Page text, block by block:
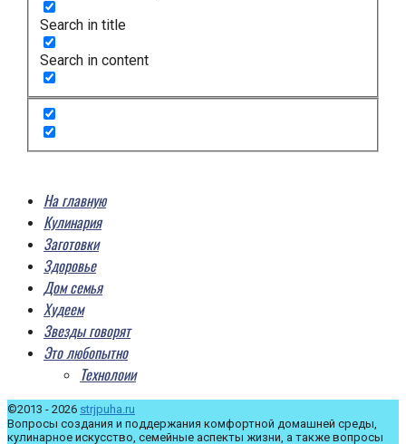
Search in title
Search in content
На главную
Кулинария
Заготовки
Здоровье
Дом семья
Худеем
Звезды говорят
Это любопытно
Технолоии
©2013 - 2026 strjpuha.ru
Вопросы создания и поддержания комфортной домашней среды,
кулинарное искусство, семейные аспекты жизни, а также вопросы